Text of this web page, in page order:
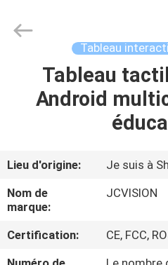
PRODUITS
À
PROPOS
DE
Interactive
Technology
Tableau
Tableau
Android
Lieu d'origine:
Je suis à
Nom de
marque:
JCVISION
Certification:
CE, FCC,